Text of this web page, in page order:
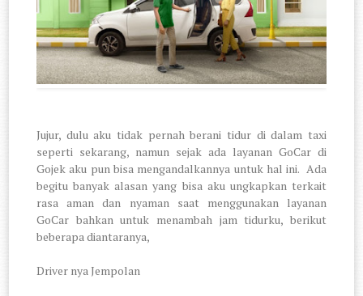
Jujur, dulu aku tidak pernah berani tidur di dalam taxi
seperti sekarang, namun sejak ada layanan GoCar di
Gojek aku pun bisa mengandalkannya untuk hal ini. Ada
begitu banyak alasan yang bisa aku ungkapkan terkait
rasa aman dan nyaman saat menggunakan layanan
GoCar bahkan untuk menambah jam tidurku, berikut
beberapa diantaranya,
Driver nya Jempolan